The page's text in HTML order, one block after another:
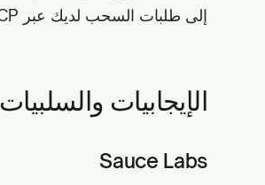
إلى طلبات السحب لديك عبر MCP.
الإيجابيات والسلبيات
Sauce Labs